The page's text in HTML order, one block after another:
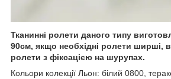
Тканинні ролети даного типу
90см, якщо необхідні ролети ширші,
ролети з фіксацією на шурупах.
Кольори колекції Льон: білий 0800,